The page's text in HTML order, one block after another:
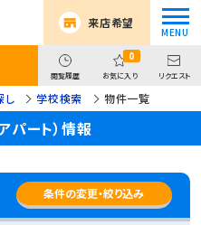
来店希望
閲覧履歴
0
お気に入り リクエスト
し 学校検索 物件一覧
パート）情報
条件の変更・絞り込み